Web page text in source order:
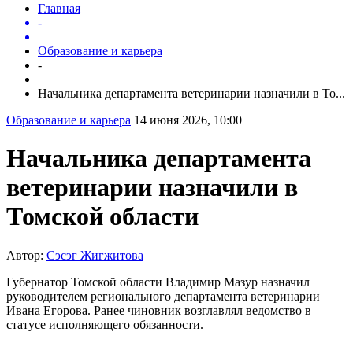
Главная
-
Образование и карьера
-
Начальника департамента ветеринарии назначили в То...
Образование и карьера 14 июня 2026, 10:00
Начальника департамента
ветеринарии назначили в
Томской области
Автор: Сэсэг Жигжитова
Губернатор Томской области Владимир Мазур назначил
руководителем регионального департамента ветеринарии
Ивана Егорова. Ранее чиновник возглавлял ведомство в
статусе исполняющего обязанности.